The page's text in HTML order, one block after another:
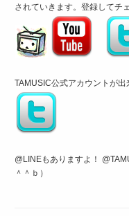
されていきます。登録してチ
TAMUSIC公式アカウントが
@LINEもありますよ！
＾＾ｂ）